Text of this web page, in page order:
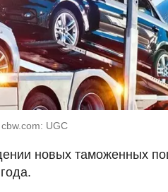
UGC
новых таможенных